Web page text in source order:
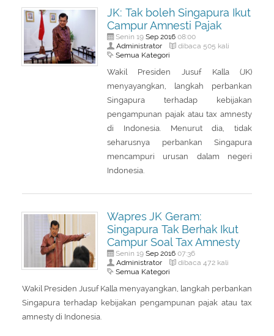
JK: Tak boleh Singapura Ikut
Campur Amnesti Pajak
Senin 19 Sep 201608:00
Administrator dibaca 505 kali
Semua Kategori
Wakil Presiden Jusuf Kalla (JK)
menyayangkan, langkah perbankan
Singapura terhadap kebijakan
pengampunan pajak atau tax amnesty
di Indonesia. Menurut dia, tidak
seharusnya perbankan Singapura
mencampuri urusan dalam negeri
Indonesia.
Wapres JK Geram:
Singapura Tak Berhak Ikut
Campur Soal Tax Amnesty
Senin 19 Sep 201607:36
Administrator dibaca 472 kali
Semua Kategori
Wakil Presiden Jusuf Kalla menyayangkan, langkah perbankan
Singapura terhadap kebijakan pengampunan pajak atau tax
amnesty di Indonesia.